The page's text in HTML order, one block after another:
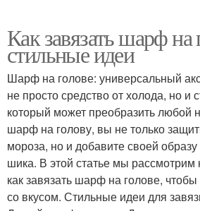
Как завязать шарф на
стильные идеи
Шарф на голове: универсальный
не просто средство от холода, но и
который может преобразить любой
шарф на голову, вы не только
мороза, но и добавите своей
шика. В этой статье мы рассмотрим
как завязать шарф на голове,
со вкусом. Стильные идеи для